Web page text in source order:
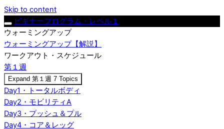
Skip to content
ビギナープログラム・レベル１
ウォーミングアップ
ウォーミングアップ【解説】
ワークアウト・スケジュール
第１週
Expand 第１週 7 Topics
Day1・トータルボディ
Day2・モビリティA
Day3・プッシュ＆プル
Day4・コア＆レッグ